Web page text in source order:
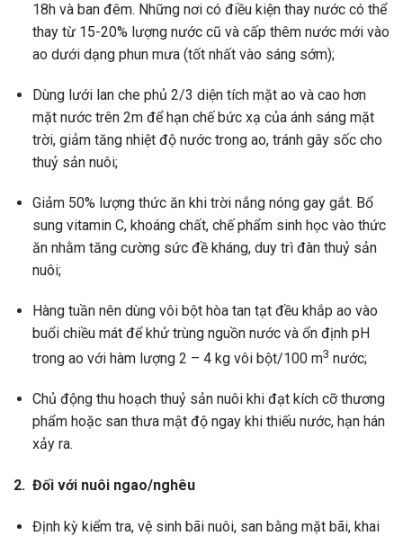
18h và ban đêm. Những nơi có điều kiện thay nước có thể
thay từ 15-20% lượng nước cũ và cấp thêm nước mới vào
ao dưới dạng phun mưa (tốt nhất vào sáng sớm);
Dùng lưới lan che phủ 2/3 diện tích mặt ao và cao hơn
mặt nước trên 2m để hạn chế bức xạ của ánh sáng mặt
trời, giảm tăng nhiệt độ nước trong ao, tránh gây sốc cho
thuỷ sản nuôi;
Giảm 50% lượng thức ăn khi trời nắng nóng gay gắt. Bổ
sung vitamin C, khoáng chất, chế phẩm sinh học vào thức
ăn nhằm tăng cường sức đề kháng, duy trì đàn thuỷ sản
nuôi;
Hàng tuần nên dùng vôi bột hòa tan tạt đều khắp ao vào
buổi chiều mát để khử trùng nguồn nước và ổn định pH
trong ao với hàm lượng 2 – 4 kg vôi bột/100 m3 nước;
Chủ động thu hoạch thuỷ sản nuôi khi đạt kích cỡ thương
phẩm hoặc san thưa mật độ ngay khi thiếu nước, hạn hán
xảy ra.
2. Đối với nuôi ngao/nghêu
Định kỳ kiểm tra, vệ sinh bãi nuôi, san bằng mặt bãi, khai